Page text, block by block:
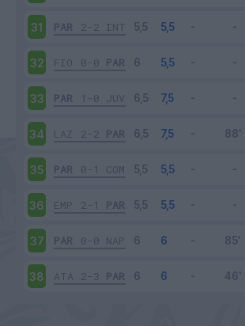
31 PAR 2-2 INT
32 FIO 0-0 PAR
33 PAR 1-0 JUV
34 LAZ 2-2 PAR
35 PAR 0-1 COM
36 EMP 2-1 PAR
37 PAR 0-0 NAP
38 ATA 2-3 PAR